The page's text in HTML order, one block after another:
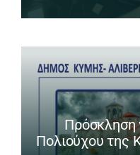
Πρόσκληση
Πολιούχου της